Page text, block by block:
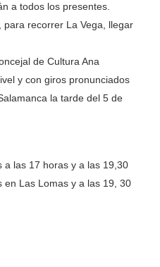
a todos los presentes.
recorrer La Vega, llegar
de Cultura Ana
y con giros pronunciados
la tarde del 5 de
a las 17 horas y a las 19,30
en Las Lomas y a las 19, 30